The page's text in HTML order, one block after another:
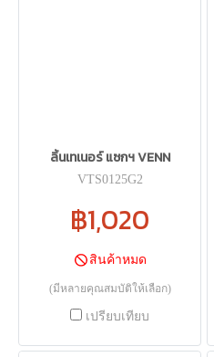
ลิ้นเทเนอร์ แซกฯ VENN
VTS0125G2
฿1,020
สินค้าหมด
(มีหลายคุณสมบัติให้เลือก)
เปรียบเทียบ